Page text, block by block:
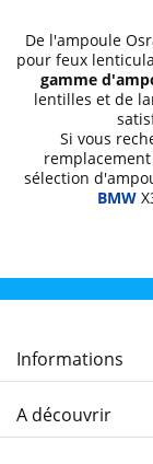
De l'ampoule
pour feux
gamme
lentilles et de
Si vous
sélection
BMW
Informations
A découvrir